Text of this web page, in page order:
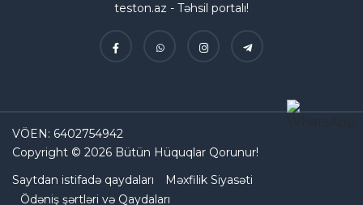
teston.az - Təhsil portalı!
VÖEN: 6402754942
Copyright © 2026 Bütün Hüquqlar Qorunur!
Saytdan istifadə qaydaları
Məxfilik Siyasəti
Ödəniş şərtləri və Qaydaları